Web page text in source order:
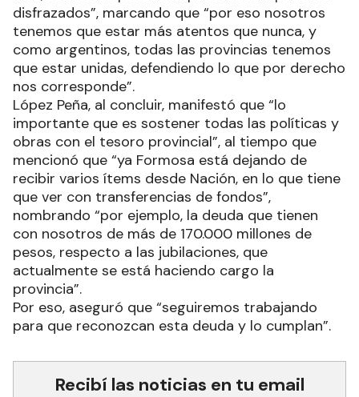
disfrazados”, marcando que “por eso nosotros
tenemos que estar más atentos que nunca, y
como argentinos, todas las provincias tenemos
que estar unidas, defendiendo lo que por derecho
nos corresponde”.
López Peña, al concluir, manifestó que “lo
importante que es sostener todas las políticas y
obras con el tesoro provincial”, al tiempo que
mencionó que “ya Formosa está dejando de
recibir varios ítems desde Nación, en lo que tiene
que ver con transferencias de fondos”,
nombrando “por ejemplo, la deuda que tienen
con nosotros de más de 170.000 millones de
pesos, respecto a las jubilaciones, que
actualmente se está haciendo cargo la
provincia”.
Por eso, aseguró que “seguiremos trabajando
para que reconozcan esta deuda y lo cumplan”.
Recibí las noticias en tu email